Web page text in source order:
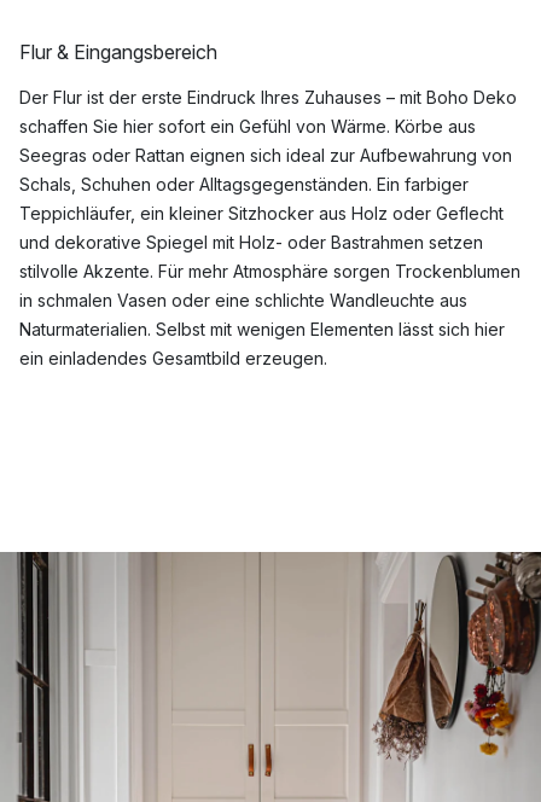
Flur & Eingangsbereich
Der Flur ist der erste Eindruck Ihres Zuhauses – mit Boho Deko
schaffen Sie hier sofort ein Gefühl von Wärme. Körbe aus
Seegras oder Rattan eignen sich ideal zur Aufbewahrung von
Schals, Schuhen oder Alltagsgegenständen. Ein farbiger
Teppichläufer, ein kleiner Sitzhocker aus Holz oder Geflecht
und dekorative Spiegel mit Holz- oder Bastrahmen setzen
stilvolle Akzente. Für mehr Atmosphäre sorgen Trockenblumen
in schmalen Vasen oder eine schlichte Wandleuchte aus
Naturmaterialien. Selbst mit wenigen Elementen lässt sich hier
ein einladendes Gesamtbild erzeugen.